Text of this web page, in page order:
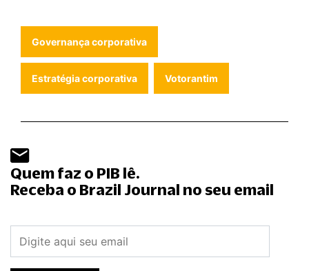
Governança corporativa
Estratégia corporativa Votorantim
Quem faz o PIB lê.
Receba o Brazil Journal no seu email